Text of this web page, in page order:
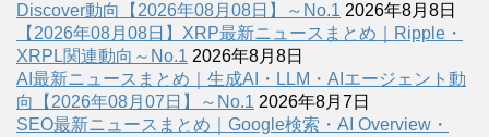
Discover動向【2026年08月08日】～No.1 2026年8月8日
【2026年08月08日】XRP最新ニュースまとめ｜Ripple・
XRPL関連動向～No.1 2026年8月8日
AI最新ニュースまとめ｜生成AI・LLM・AIエージェント動
向【2026年08月07日】～No.1 2026年8月7日
SEO最新ニュースまとめ｜Google検索・AI Overview・